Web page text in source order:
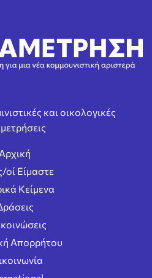
και οικολογικές
Αρχική
οί Είμαστε
Κείμενα
Απορρήτου